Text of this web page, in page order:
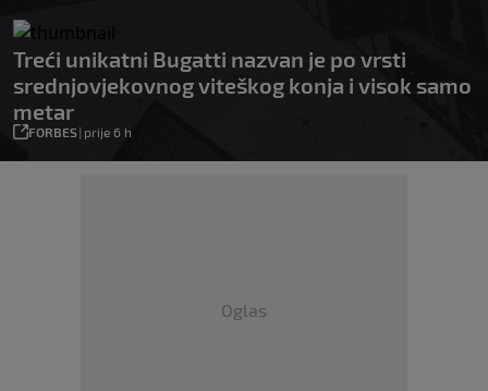
Treći unikatni Bugatti nazvan je po vrsti
srednjovjekovnog viteškog konja i visok samo
metar
FORBES| prije 6 h
Oglas